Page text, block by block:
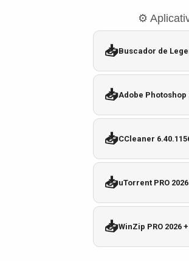
⚙️
📥Buscador de
📥Adobe Photoshop
📥CCleaner
📥uTorrent PRO
📥WinZip PRO 2026